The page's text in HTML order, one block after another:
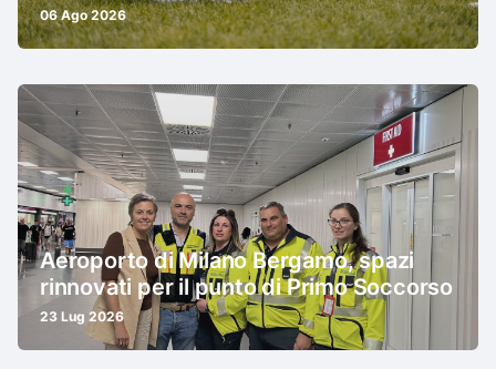
06 Ago 2026
Aeroporto di Milano Bergamo, spazi
rinnovati per il punto di Primo Soccorso
23 Lug 2026